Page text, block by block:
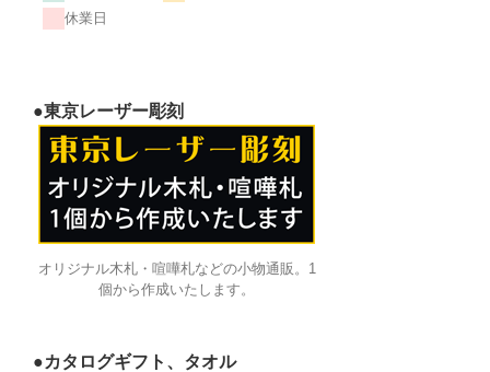
休業日
●東京レーザー彫刻
オリジナル木札・喧嘩札などの小物通販。1
個から作成いたします。
●カタログギフト、タオル